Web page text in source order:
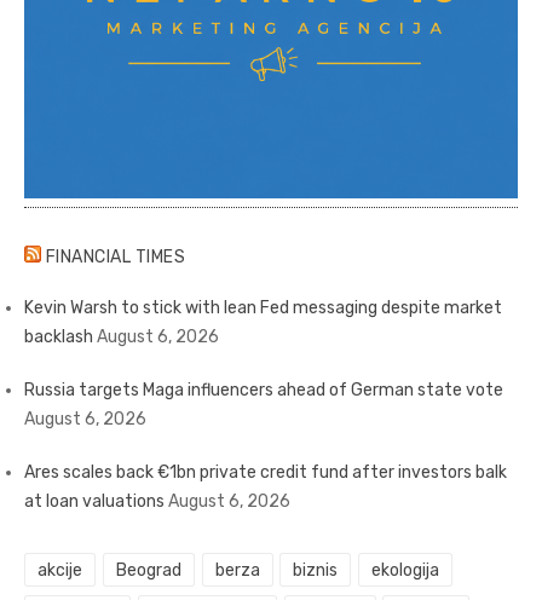
FINANCIAL TIMES
Kevin Warsh to stick with lean Fed messaging despite market
backlash August 6, 2026
Russia targets Maga influencers ahead of German state vote
August 6, 2026
Ares scales back €1bn private credit fund after investors balk
at loan valuations August 6, 2026
akcije Beograd berza biznis ekologija